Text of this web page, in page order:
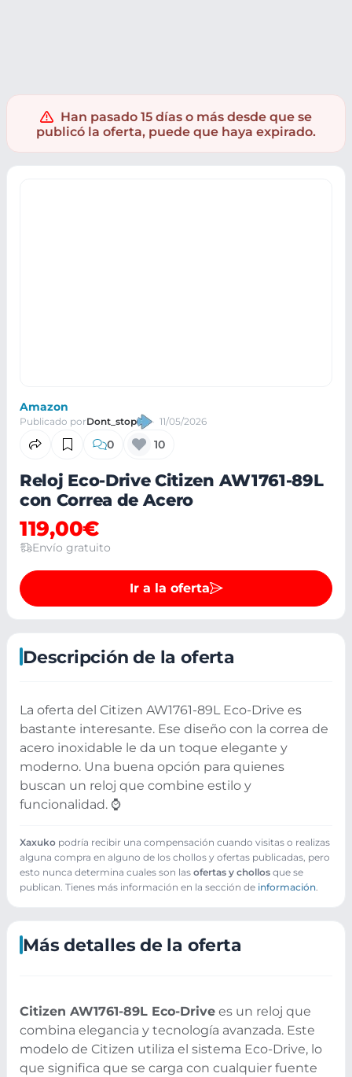
Han pasado 15 días o más desde que se
publicó la oferta, puede que haya expirado.
Amazon
Publicado porDont_stop 11/05/2026
0 10
Reloj Eco-Drive Citizen AW1761-89L
con Correa de Acero
119,00€
Envío gratuito
Ir a la oferta
Descripción de la oferta
La oferta del Citizen AW1761-89L Eco-Drive es
bastante interesante. Ese diseño con la correa de
acero inoxidable le da un toque elegante y
moderno. Una buena opción para quienes
buscan un reloj que combine estilo y
funcionalidad. ⌚
Xaxuko podría recibir una compensación cuando visitas o realizas
alguna compra en alguno de los chollos y ofertas publicadas, pero
esto nunca determina cuales son las ofertas y chollos que se
publican. Tienes más información en la sección de información.
Más detalles de la oferta
Citizen AW1761-89L Eco-Drive es un reloj que
combina elegancia y tecnología avanzada. Este
modelo de Citizen utiliza el sistema Eco-Drive, lo
que significa que se carga con cualquier fuente